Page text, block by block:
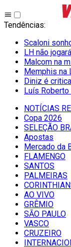
Tendências:
Scaloni
LH não
Malcom na
Memphis na
Diniz é
Luís
NOTÍCIAS
Copa 2026
SELEÇÃO
Apostas
Mercado da
FLAMENGO
SANTOS
PALMEIRAS
AO VIVO
GRÊMIO
SĀO PAULO
VASCO
CRUZEIRO